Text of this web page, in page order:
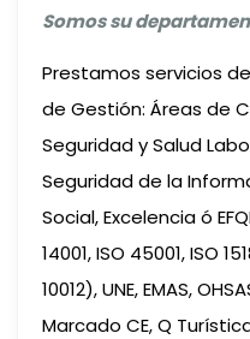
Somos su
Prestamos servicios
de Gestión: Áreas de
Seguridad y Salud
Seguridad de la
Social, Excelencia ó
14001, ISO 45001, ISO
10012), UNE, EMAS,
Marcado CE, Q